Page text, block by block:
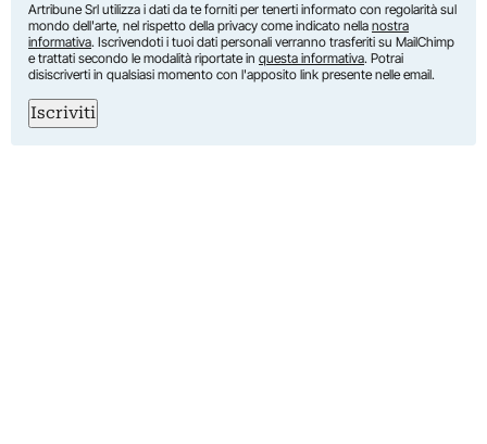
Artribune Srl utilizza i dati da te forniti per tenerti informato con regolarità sul
mondo dell'arte, nel rispetto della privacy come indicato nella nostra
informativa. Iscrivendoti i tuoi dati personali verranno trasferiti su MailChimp
e trattati secondo le modalità riportate in questa informativa. Potrai
disiscriverti in qualsiasi momento con l'apposito link presente nelle email.
Iscriviti